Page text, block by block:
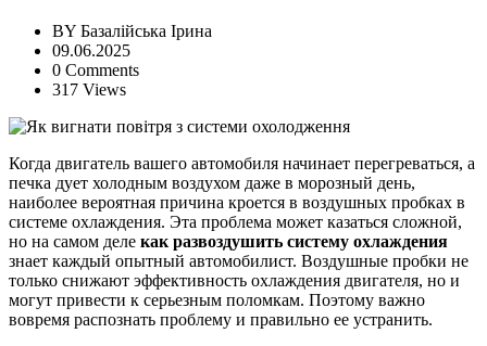
BY Базалійська Ірина
09.06.2025
0 Comments
317 Views
Когда двигатель вашего автомобиля начинает перегреваться, а
печка дует холодным воздухом даже в морозный день,
наиболее вероятная причина кроется в воздушных пробках в
системе охлаждения. Эта проблема может казаться сложной,
но на самом деле как развоздушить систему охлаждения
знает каждый опытный автомобилист. Воздушные пробки не
только снижают эффективность охлаждения двигателя, но и
могут привести к серьезным поломкам. Поэтому важно
вовремя распознать проблему и правильно ее устранить.